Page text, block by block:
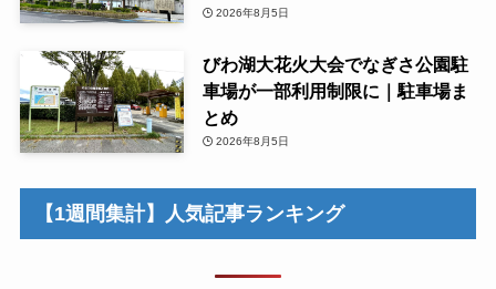
2026年8月5日
びわ湖大花火大会でなぎさ公園駐
車場が一部利用制限に｜駐車場ま
とめ
2026年8月5日
【1週間集計】人気記事ランキング